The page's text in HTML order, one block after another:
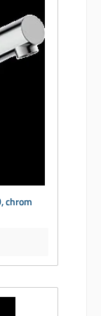
chrom